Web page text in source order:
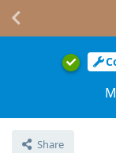
Share